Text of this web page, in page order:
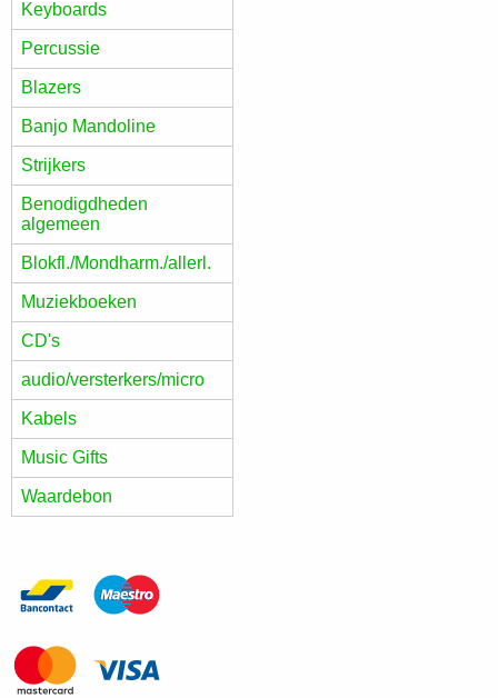
Keyboards
Percussie
Blazers
Banjo Mandoline
Strijkers
Benodigdheden
algemeen
Blokfl./Mondharm./allerl.
Muziekboeken
CD's
audio/versterkers/micro
Kabels
Music Gifts
Waardebon